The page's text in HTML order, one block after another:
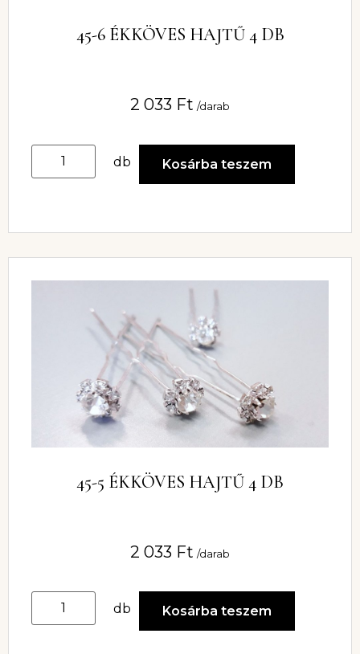
45-6 ÉKKÖVES HAJTŰ 4 DB
2 033 Ft /darab
db Kosárba teszem
45-5 ÉKKÖVES HAJTŰ 4 DB
2 033 Ft /darab
db Kosárba teszem